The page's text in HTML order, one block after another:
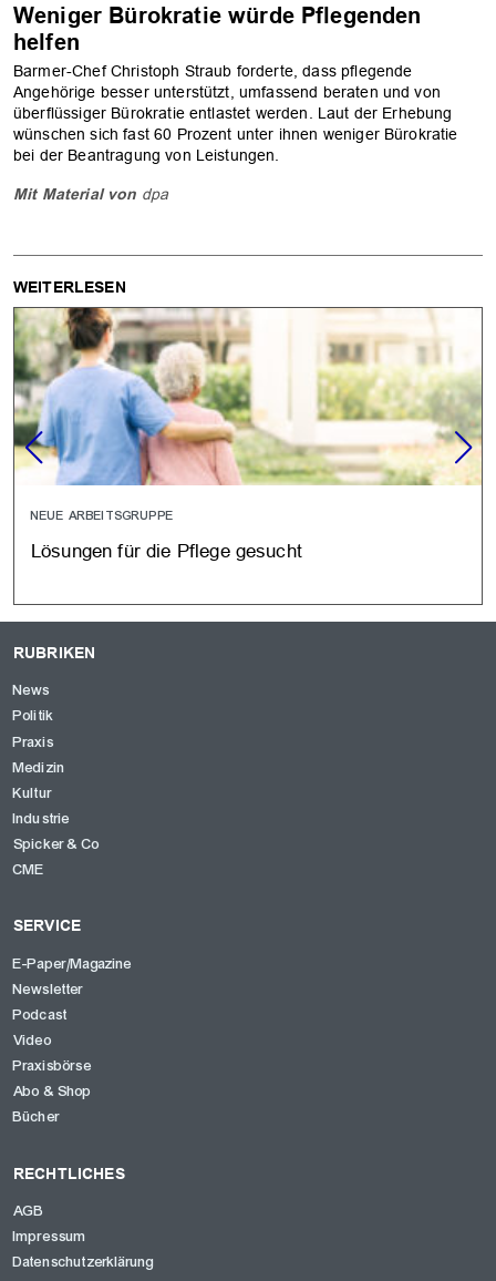
Weniger Bürokratie würde Pflegenden
helfen
Barmer-Chef Christoph Straub forderte, dass pflegende
Angehörige besser unterstützt, umfassend beraten und von
überflüssiger Bürokratie entlastet werden. Laut der Erhebung
wünschen sich fast 60 Prozent unter ihnen weniger Bürokratie
bei der Beantragung von Leistungen.
Mit Material von dpa
WEITERLESEN
NEUE ARBEITSGRUPPE
Lösungen für die Pflege gesucht
RUBRIKEN
News
Politik
Praxis
Medizin
Kultur
Industrie
Spicker & Co
CME
SERVICE
E-Paper/Magazine
Newsletter
Podcast
Video
Praxisbörse
Abo & Shop
Bücher
RECHTLICHES
AGB
Impressum
Datenschutzerklärung